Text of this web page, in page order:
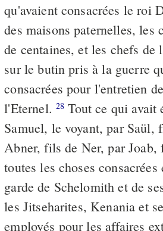
qu'avaient consacrées le roi
des maisons paternelles, les
de centaines, et les chefs de
sur le butin pris à la guerre
consacrées pour l'entretien
l'Eternel. 28 Tout ce qui avait
Samuel, le voyant, par Saül,
Abner, fils de Ner, par Joab,
toutes les choses
garde de Schelomith et de
les Jitseharites, Kenania et
employés pour les affaires